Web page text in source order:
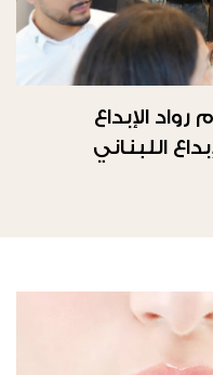
رواد الإبداع
اللبناني